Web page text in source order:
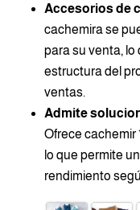
Accesorios de
cachemira se
para su venta, lo
estructura del
ventas.
Admite
Ofrece cachemir
lo que permite
rendimiento